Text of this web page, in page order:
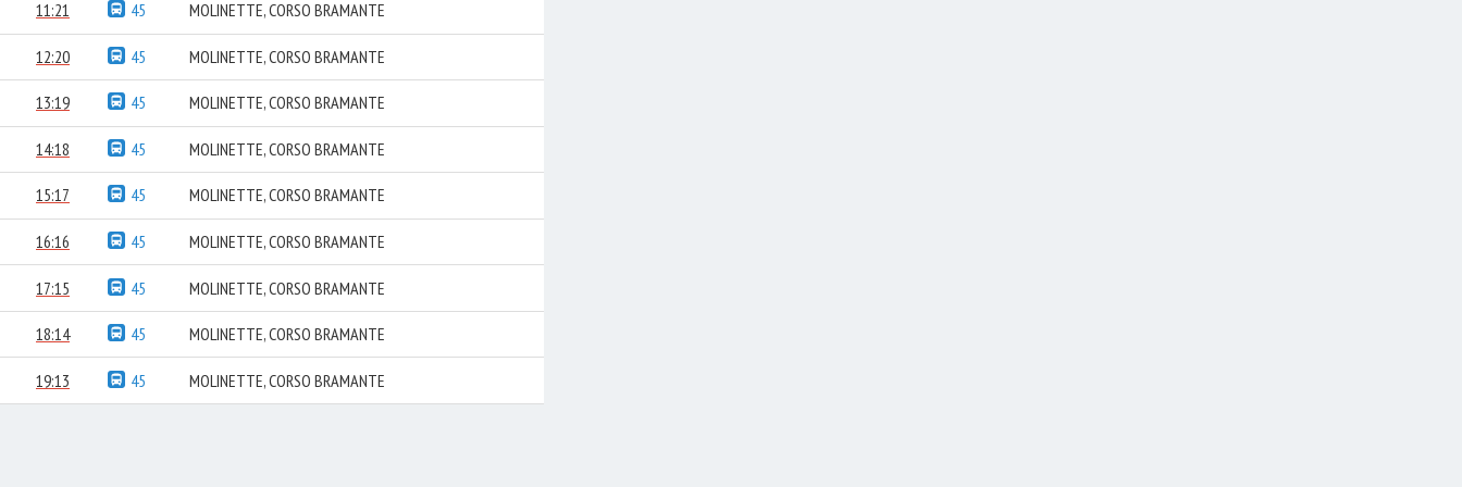
11:21 45 MOLINETTE, CORSO BRAMANTE
12:20 45 MOLINETTE, CORSO BRAMANTE
13:19 45 MOLINETTE, CORSO BRAMANTE
14:18 45 MOLINETTE, CORSO BRAMANTE
15:17 45 MOLINETTE, CORSO BRAMANTE
16:16 45 MOLINETTE, CORSO BRAMANTE
17:15 45 MOLINETTE, CORSO BRAMANTE
18:14 45 MOLINETTE, CORSO BRAMANTE
19:13 45 MOLINETTE, CORSO BRAMANTE